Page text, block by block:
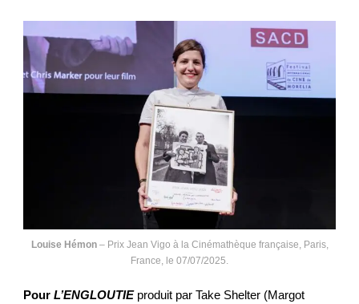
Louise Hémon– Prix Jean Vigo à la Cinémathèque française, Paris,
France, le 07/07/2025.
Pour L’ENGLOUTIEproduit par Take Shelter (Margot